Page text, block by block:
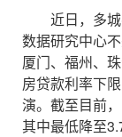
近日，多城
数据研究中心
厦门、福州、
房贷款利率下
演。截至目前
其中最低降至